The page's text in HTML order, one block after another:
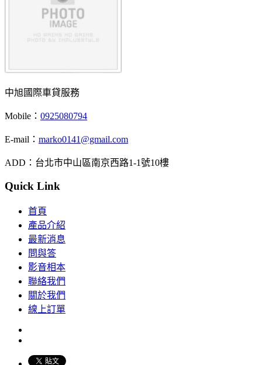
中旭國際車貸服務
Mobile： 0925080794
E-mail： marko0141@gmail.com
ADD：台北市中山區南京西路1-1號10樓
Quick Link
首頁
產品介紹
最新消息
問與答
影音相本
聯絡我們
關於我們
線上訂單